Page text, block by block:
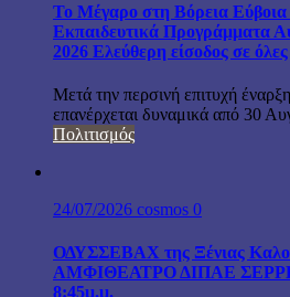
Το Μέγαρο στη Βόρεια Εύβοια
Εκπαιδευτικά Προγράμματα
2026 Ελεύθερη είσοδος σε
Μετά την περσινή επιτυχή
επανέρχεται δυναμικά από 30
Πολιτισμός
24/07/2026 cosmos 0
ΟΔΥΣΣΕΒΑΧ της Ξένιας
ΑΜΦΙΘΕΑΤΡΟ ΔΙΠΑΕ ΣΕΡΡΕΣ
8:45μ.μ.